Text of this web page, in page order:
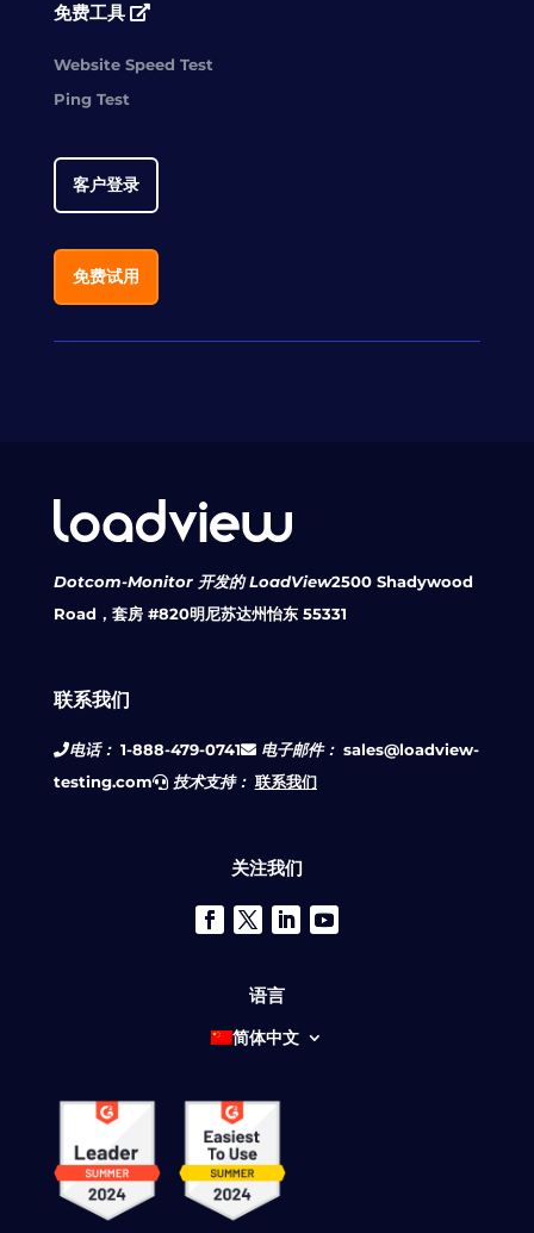
免费工具
Website Speed Test
Ping Test
客户登录
免费试用
Dotcom-Monitor 开发的 LoadView2500 Shadywood
Road，套房 #820明尼苏达州怡东 55331
联系我们
电话： 1-888-479-0741 电子邮件： sales@loadview-
testing.com
技术支持： 联系我们
关注我们
语言
简体中文